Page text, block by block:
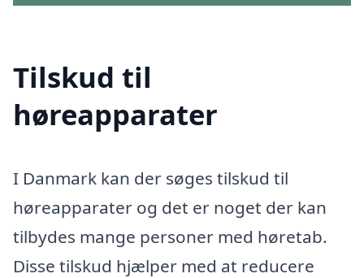
Tilskud til
høreapparater
I Danmark kan der søges tilskud til
høreapparater og det er noget der kan
tilbydes mange personer med høretab.
Disse tilskud hjælper med at reducere